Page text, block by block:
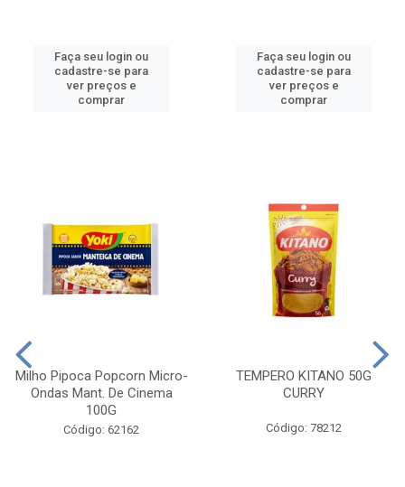
Faça seu login ou
cadastre-se para
ver preços e
comprar
Faça seu login ou
cadastre-se para
ver preços e
comprar
Milho Pipoca Popcorn Micro-
Ondas Mant. De Cinema
100G
Código: 62162
TEMPERO KITANO 50G
CURRY
Código: 78212